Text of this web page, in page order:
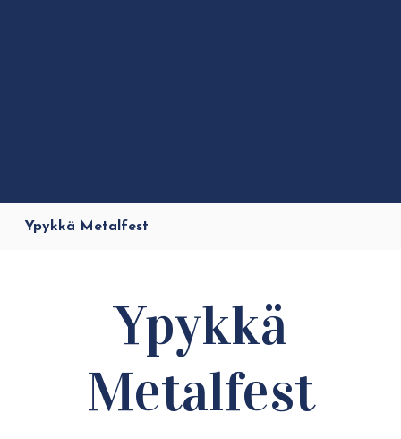
Ypykkä Metalfest
Ypykkä
Metalfest